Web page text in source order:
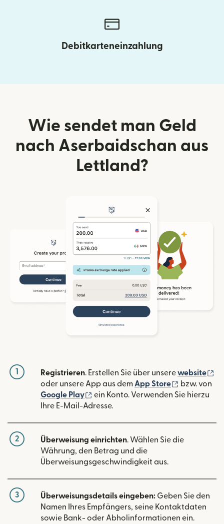
Debitkarteneinzahlung
Wie sendet man Geld
nach Aserbaidschan aus
Lettland?
1 Registrieren. Erstellen Sie über unserewebsite
oder unsere App aus dem App Store (wird in
bzw. von
Google Play
(wird in einem neuen Fenster
ein Konto. Verwenden Sie hierzu
Ihre E-Mail-Adresse.
2 Überweisung einrichten. Wählen Sie die
Währung, den Betrag und die
Überweisungsgeschwindigkeit aus.
3 Überweisungsdetails eingeben: Geben Sie den
Namen Ihres Empfängers, seine Kontaktdaten
sowie Bank- oder Abholinformationen ein.